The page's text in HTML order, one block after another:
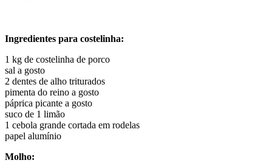
Ingredientes para costelinha:
1 kg de costelinha de porco
sal a gosto
2 dentes de alho triturados
pimenta do reino a gosto
páprica picante a gosto
suco de 1 limão
1 cebola grande cortada em rodelas
papel alumínio
Molho: